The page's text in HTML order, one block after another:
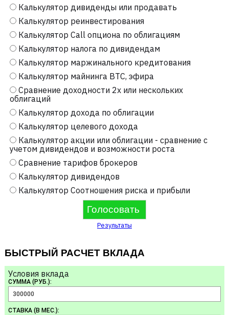
Калькулятор дивиденды или продавать
Калькулятор реинвестирования
Калькулятор Call опциона по облигациям
Калькулятор налога по дивидендам
Калькулятор маржинального кредитования
Калькулятор майнинга BTC, эфира
Сравнение доходности 2х или нескольких
облигаций
Калькулятор дохода по облигации
Калькулятор целевого дохода
Калькулятор акции или облигации - сравнение с
учетом дивидендов и возможности роста
Сравнение тарифов брокеров
Калькулятор дивидендов
Калькулятор Соотношения риска и прибыли
Результаты
БЫСТРЫЙ РАСЧЕТ ВКЛАДА
Условия вклада
СУММА (РУБ.):
СТАВКА (В МЕС.):